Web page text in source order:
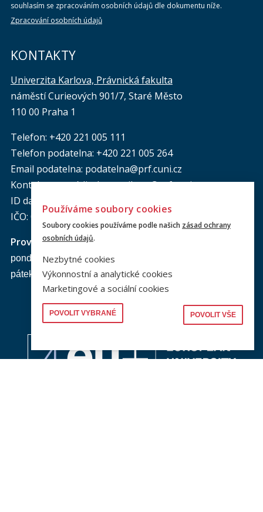
souhlasím se zpracováním osobních údajů dle dokumentu níže.
Zpracování osobních údajů
KONTAKTY
Univerzita Karlova, Právnická fakulta
náměstí Curieových 901/7, Staré Město
110 00 Praha 1
Telefon: +420 221 005 111
Telefon podatelna: +420 221 005 264
Email podatelna: podatelna@prf.cuni.cz
Kontakt pro média: komunikace@prf.cuni.cz
ID datové schránky: piyj9b4
IČO: 00216208
Provozní dobapodatelny PF UK
pondělí až čtvrtek: od 9.00 do 16.00 hod.
pátek: od 9.00 do 15.00 hod.
Používáme soubory cookies
Soubory cookies používáme podle našich zásad ochrany
osobních údajů.
Nezbytné cookies
Výkonnostní a analytické cookies
Marketingové a sociální cookies
POVOLIT VYBRANÉ POVOLIT VŠE